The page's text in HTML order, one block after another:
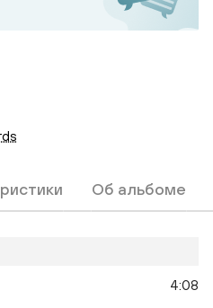
Об альбоме
4:08